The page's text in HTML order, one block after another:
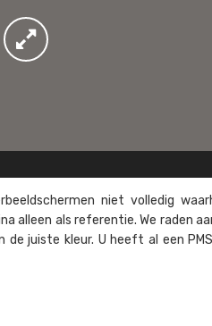
niet volledig
alleen als referentie. We raden
de juiste kleur. U heeft al een